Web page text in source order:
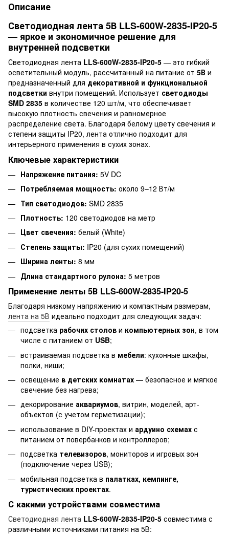
Описание
Светодиодная лента 5В LLS-600W-2835-IP20-5
— яркое и экономичное решение для
внутренней подсветки
Светодиодная лента LLS-600W-2835-IP20-5 — это гибкий
осветительный модуль, рассчитанный на питание от 5В и
предназначенный для декоративной и функциональной
подсветки внутри помещений. Использует светодиоды
SMD 2835 в количестве 120 шт/м, что обеспечивает
высокую плотность свечения и равномерное
распределение света. Благодаря белому цвету свечения и
степени защиты IP20, лента отлично подходит для
интерьерного применения в сухих зонах.
Ключевые характеристики
Напряжение питания: 5V DC
Потребляемая мощность: около 9–12 Вт/м
Тип светодиодов: SMD 2835
Плотность: 120 светодиодов на метр
Цвет свечения: белый (White)
Степень защиты: IP20 (для сухих помещений)
Ширина ленты: 8 мм
Длина стандартного рулона: 5 метров
Применение ленты 5В LLS-600W-2835-IP20-5
Благодаря низкому напряжению и компактным размерам,
лента на 5В идеально подходит для следующих задач:
подсветка рабочих столов и компьютерных зон, в том
числе с питанием от USB;
встраиваемая подсветка в мебели: кухонные шкафы,
полки, ниши;
освещение в детских комнатах — безопасное и мягкое
свечение без нагрева;
декорирование аквариумов, витрин, моделей, арт-
объектов (с учетом герметизации);
использование в DIY-проектах и ардуино схемах с
питанием от повербанков и контроллеров;
подсветка телевизоров, мониторов и игровых зон
(подключение через USB);
мобильная подсветка в палатках, кемпинге,
туристических проектах.
С какими устройствами совместима
Светодиодная лента LLS-600W-2835-IP20-5 совместима с
различными источниками питания на 5В: